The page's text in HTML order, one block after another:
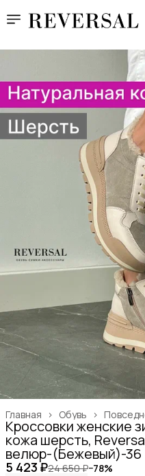
Обувь ›
Главная ›
Кроссовки женские
кожа шерсть,
велюр-(Бежевый)-36
5 423 ₽24 650 ₽−78%